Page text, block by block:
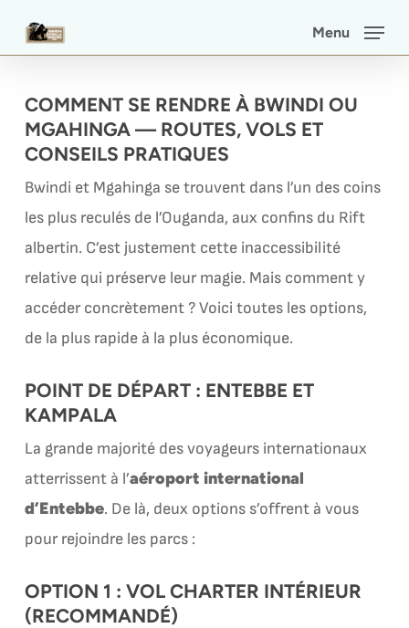
content
Menu
COMMENT SE RENDRE À BWINDI OU
MGAHINGA — ROUTES, VOLS ET
CONSEILS PRATIQUES
Bwindi et Mgahinga se trouvent dans l’un des coins
les plus reculés de l’Ouganda, aux confins du Rift
albertin. C’est justement cette inaccessibilité
relative qui préserve leur magie. Mais comment y
accéder concrètement ? Voici toutes les options,
de la plus rapide à la plus économique.
POINT DE DÉPART : ENTEBBE ET
KAMPALA
La grande majorité des voyageurs internationaux
atterrissent à l’aéroport international
d’Entebbe. De là, deux options s’offrent à vous
pour rejoindre les parcs :
OPTION 1 : VOL CHARTER INTÉRIEUR
(RECOMMANDÉ)